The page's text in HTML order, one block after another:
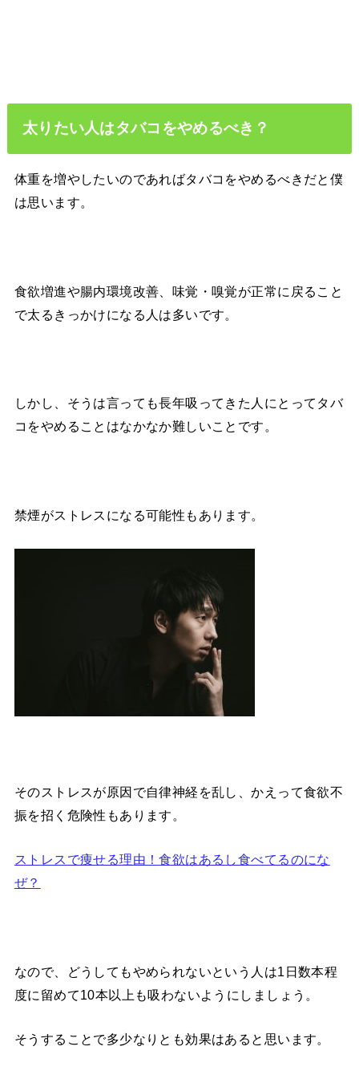
太りたい人はタバコをやめるべき？
体重を増やしたいのであればタバコをやめるべきだと僕
は思います。
食欲増進や腸内環境改善、味覚・嗅覚が正常に戻ること
で太るきっかけになる人は多いです。
しかし、そうは言っても長年吸ってきた人にとってタバ
コをやめることはなかなか難しいことです。
禁煙がストレスになる可能性もあります。
そのストレスが原因で自律神経を乱し、かえって食欲不
振を招く危険性もあります。
ストレスで痩せる理由！食欲はあるし食べてるのにな
ぜ？
なので、どうしてもやめられないという人は1日数本程
度に留めて10本以上も吸わないようにしましょう。
そうすることで多少なりとも効果はあると思います。